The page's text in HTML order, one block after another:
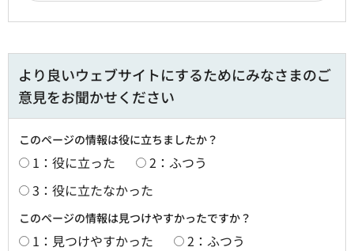
より良いウェブサイトにするためにみなさまのご
意見をお聞かせください
このページの情報は役に立ちましたか？
1：役に立った
2：ふつう
3：役に立たなかった
このページの情報は見つけやすかったですか？
1：見つけやすかった
2：ふつう